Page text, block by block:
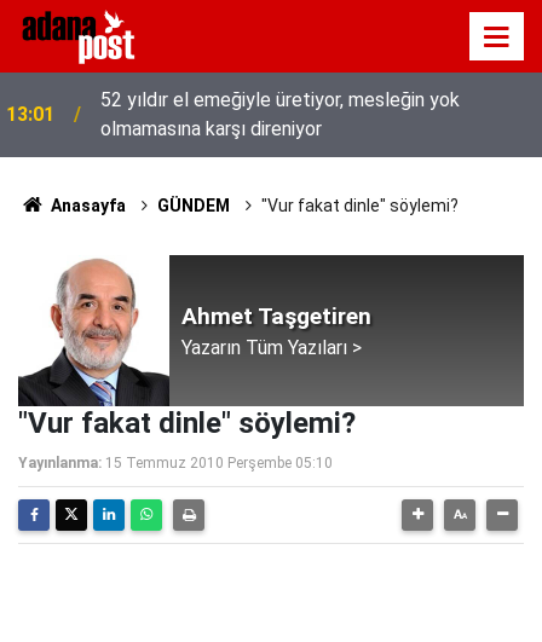
13:01
52 yıldır el emeğiyle üretiyor, mesleğin yok
olmamasına karşı direniyor
Anasayfa GÜNDEM "Vur fakat dinle" söylemi?
Ahmet Taşgetiren
Yazarın Tüm Yazıları >
"Vur fakat dinle" söylemi?
Yayınlanma: 15 Temmuz 2010 Perşembe 05:10